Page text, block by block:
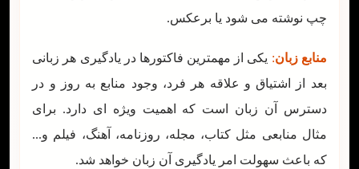
چپ نوشته می شود یا برعکس.
منابع زبان: یکی از مهمترین فاکتورها در یادگیری هر زبانی
بعد از اشتیاق و علاقه هر فرد، وجود منابع به روز و در
دسترس آن زبان است که اهمیت ویژه ای دارد. برای
مثال منابعی مثل کتاب، مجله، روزنامه، آهنگ، فیلم و...
که باعث سهولت امر یادگیری آن زبان خواهد شد.